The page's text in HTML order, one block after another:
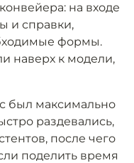
на входе
и справки,
формы.
наверх к модели,
был максимально
раздевались,
после чего
поделить время